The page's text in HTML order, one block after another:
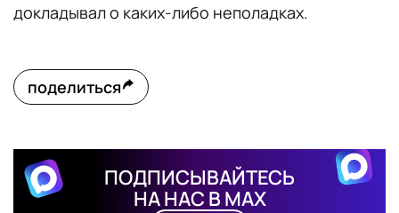
докладывал о каких-либо неполадках.
поделиться
ПОДПИСЫВАЙТЕСЬ
НА НАС В MAX